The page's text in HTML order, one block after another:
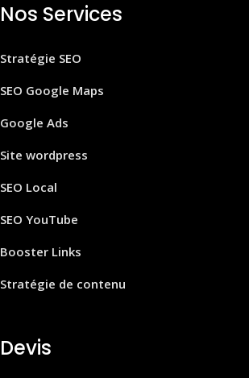
Nos Services
Stratégie SEO
SEO Google Maps
Google Ads
Site wordpress
SEO Local
SEO YouTube
Booster Links
Stratégie de contenu
Devis